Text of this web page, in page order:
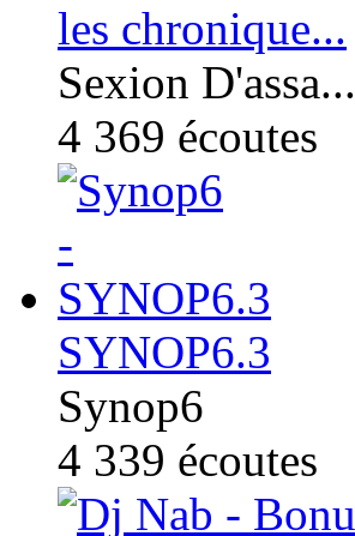
les chronique...
Sexion D'assa...
4 369 écoutes
SYNOP6.3
Synop6
4 339 écoutes